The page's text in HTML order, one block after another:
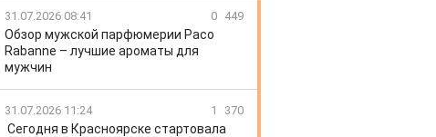
31.07.2026 08:41 0 449
Обзор мужской парфюмерии Paco
Rabanne – лучшие ароматы для
мужчин
31.07.2026 11:24 1 370
Сегодня в Красноярске стартовала